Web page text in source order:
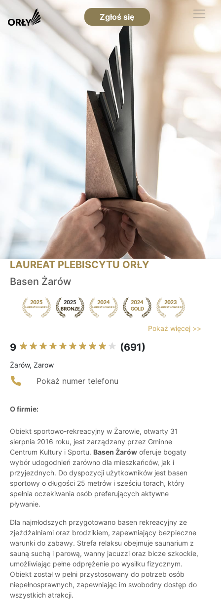
Zgłoś się
LAUREAT PLEBISCYTU ORŁY
Basen Żarów
Pokaż więcej >>
9 (691)
Żarów, Zarow
Pokaż numer telefonu
O firmie:
Obiekt sportowo-rekreacyjny w Żarowie, otwarty 31
sierpnia 2016 roku, jest zarządzany przez Gminne
Centrum Kultury i Sportu. Basen Żarów oferuje bogaty
wybór udogodnień zarówno dla mieszkańców, jak i
przyjezdnych. Do dyspozycji użytkowników jest basen
sportowy o długości 25 metrów i sześciu torach, który
spełnia oczekiwania osób preferujących aktywne
pływanie.
Dla najmłodszych przygotowano basen rekreacyjny ze
zjeżdżalniami oraz brodzikiem, zapewniający bezpieczne
warunki do zabawy. Strefa relaksu obejmuje saunarium z
sauną suchą i parową, wanny jacuzzi oraz bicze szkockie,
umożliwiając pełne odprężenie po wysiłku fizycznym.
Obiekt został w pełni przystosowany do potrzeb osób
niepełnosprawnych, zapewniając im swobodny dostęp do
wszystkich atrakcji.